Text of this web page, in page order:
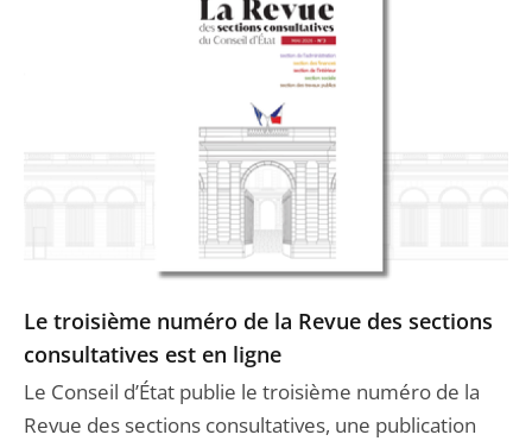
Le troisième numéro de la Revue des sections
consultatives est en ligne
Le Conseil d’État publie le troisième numéro de la
Revue des sections consultatives, une publication